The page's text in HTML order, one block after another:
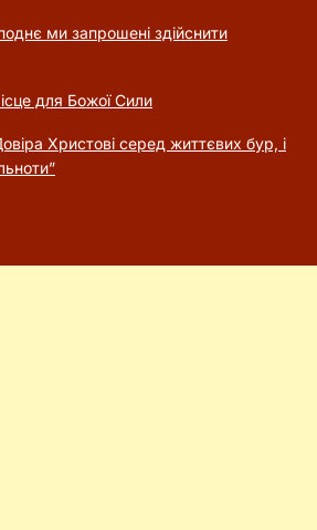
ми запрошені здійснити
для Божої Сили
Христові серед життєвих бур, і